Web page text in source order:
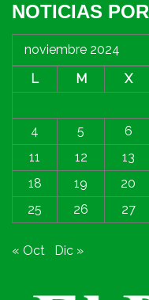
NOTICIAS
noviembre 2024
L
M X
4
5 6
11
12 13
18
19 20
25
26 27
« Oct Dic »